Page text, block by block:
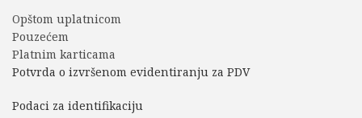
Opštom uplatnicom
Pouzećem
Platnim karticama
Potvrda o izvršenom evidentiranju za PDV
Podaci za identifikaciju